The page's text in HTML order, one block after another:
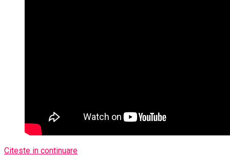
Citeste in continuare